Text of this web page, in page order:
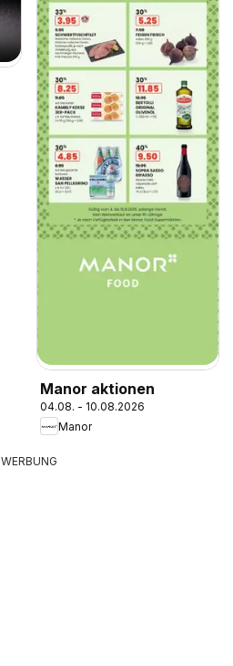
Manor aktionen
04.08. - 10.08.2026
Manor
WERBUNG